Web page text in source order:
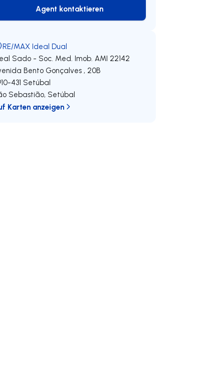
Agent kontaktieren
Agent kontaktieren
RE/MAX Ideal Dual
Sado - Soc. Med. Imob.AMI 22142
Bento Gonçalves , 20B
431 Setúbal
Sebastião, Setúbal
Karten anzeigen